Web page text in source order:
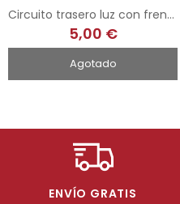
Circuito trasero luz con freno BMW
5,00 €
Agotado
ENVÍO GRATIS